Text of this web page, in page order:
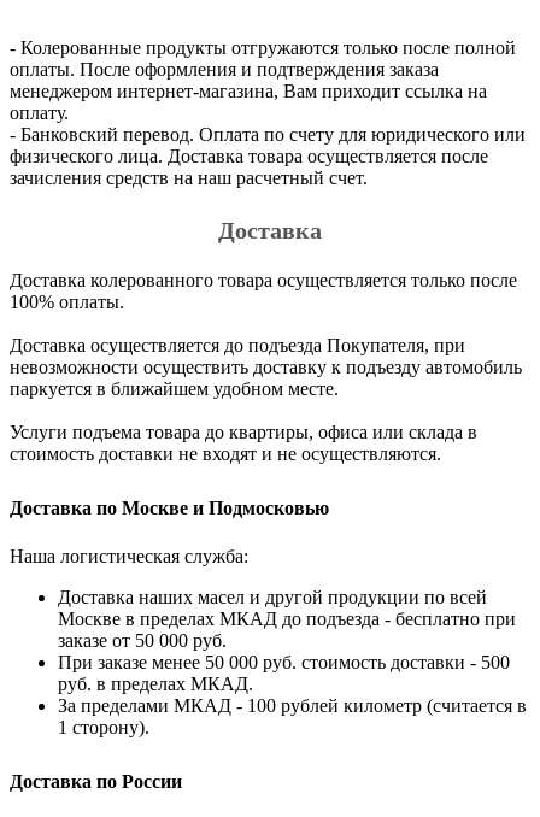
- Колерованные продукты отгружаются только после полной
оплаты. После оформления и подтверждения заказа
менеджером интернет-магазина, Вам приходит ссылка на
оплату.
- Банковский перевод. Оплата по счету для юридического или
физического лица. Доставка товара осуществляется после
зачисления средств на наш расчетный счет.
Доставка
Доставка колерованного товара осуществляется только после
100% оплаты.
Доставка осуществляется до подъезда Покупателя, при
невозможности осуществить доставку к подъезду автомобиль
паркуется в ближайшем удобном месте.
Услуги подъема товара до квартиры, офиса или склада в
стоимость доставки не входят и не осуществляются.
Доставка по Москве и Подмосковью
Наша логистическая служба:
Доставка наших масел и другой продукции по всей
Москве в пределах МКАД до подъезда - бесплатно при
заказе от 50 000 руб.
При заказе менее 50 000 руб. стоимость доставки - 500
руб. в пределах МКАД.
За пределами МКАД - 100 рублей километр (считается в
1 сторону).
Доставка по России